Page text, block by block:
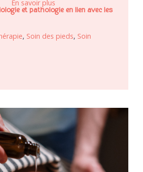
En savoir plus
et pathologie en lien avec les
, Soin des pieds, Soin